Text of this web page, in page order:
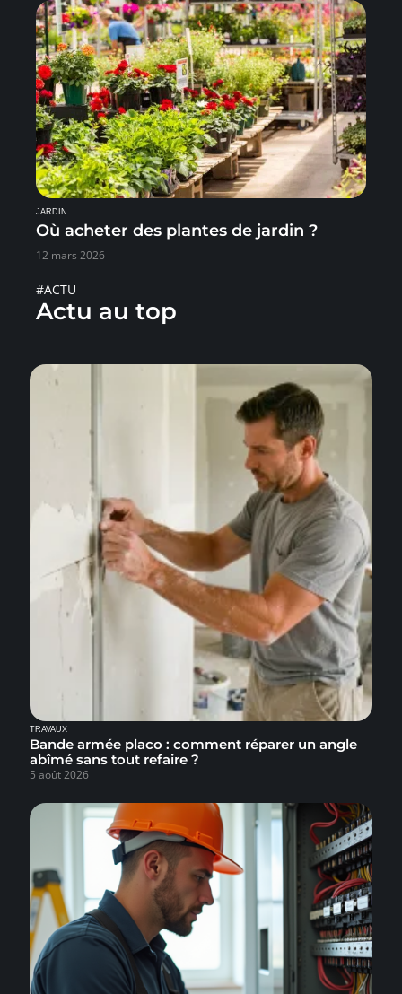
JARDIN
Où acheter des plantes de jardin ?
12 mars 2026
#ACTU
Actu au top
TRAVAUX
Bande armée placo : comment réparer un angle
abîmé sans tout refaire ?
5 août 2026